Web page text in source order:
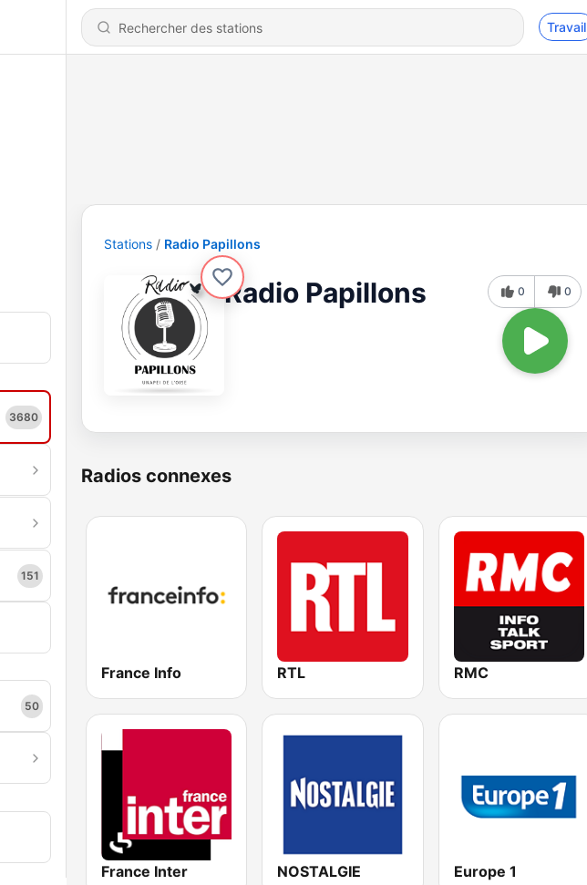
Travail
3680
151
50
Stations Radio Papillons
Radio Papillons 0 0
Radios connexes
France Info RTL RMC
France Inter NOSTALGIE Europe 1